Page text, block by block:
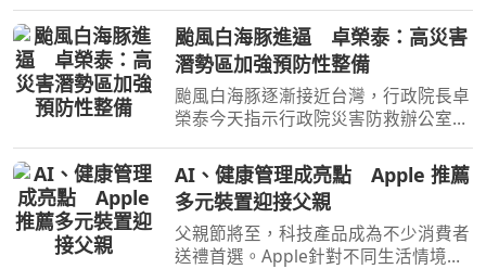
池鄉經典大飯店辦理「南投縣115年度
模範父親表揚活動」，以「感恩父愛・
讓愛領投」為主題，表揚
颱風白海豚進逼 卓榮泰：高災害
潛勢區加強預防性整備
颱風白海豚逐漸接近台灣，行政院長卓
榮泰今天指示行政院災害防救辦公室召
區加強預防性整備；災防辦在會中，要
求針對低窪地區積淹水風險，預置抽水
機具、搶險能量等，並
AI、健康管理成亮點 Apple 推薦
多元裝置迎接父親
父親節將至，科技產品成為不少消費者
送禮首選。Apple針對不同生活情境推